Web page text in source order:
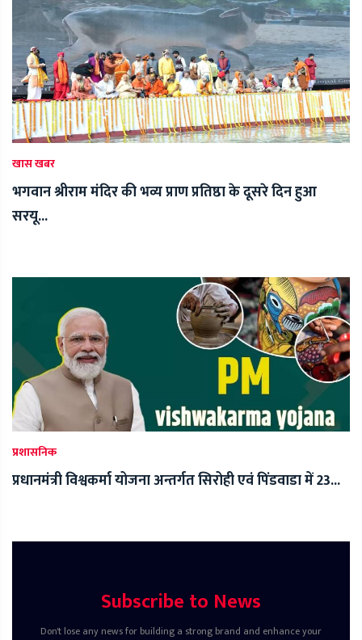
खास खबर
भगवान श्रीराम मंदिर की भव्य प्राण प्रतिष्ठा के दूसरे दिन हुआ
सरयू...
प्रशासनिक
प्रधानमंत्री विश्वकर्मा योजना अन्तर्गत सिरोही एवं पिंडवाडा में 23...
Subscribe to News
Don't lose any news for building a strong brand and enhance your